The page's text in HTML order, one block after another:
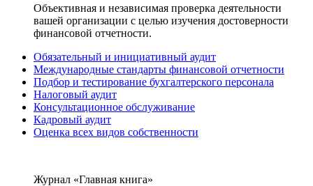
Объективная и независимая проверка деятельности
вашей организации с целью изучения достоверности
финансовой отчетности.
Обязательный и инициативный аудит
Международные стандарты финансовой отчетности
Подбор и тестирование бухгалтерского персонала
Налоговый аудит
Консультационное обслуживание
Кадровый аудит
Оценка всех видов собственности
Журнал «Главная книга»